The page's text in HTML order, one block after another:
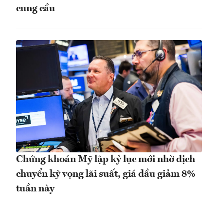
cung cầu
Chứng khoán Mỹ lập kỷ lục mới nhờ dịch
chuyển kỳ vọng lãi suất, giá dầu giảm 8%
tuần này